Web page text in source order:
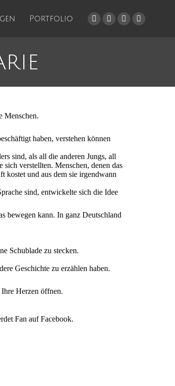
Portfolio
Facebook
window
Instagram
window
Pinterest
window
YouTube
window
Menschen.
haben, verstehen können
sind, als all die anderen Jungs, all
verstellten. Menschen, denen das
kostet und aus dem sie irgendwann
sind, entwickelte sich die Idee
bewegen kann. In ganz Deutschland
Schublade zu stecken.
Geschichte zu erzählen haben.
Herzen öffnen.
Fan auf Facebook.